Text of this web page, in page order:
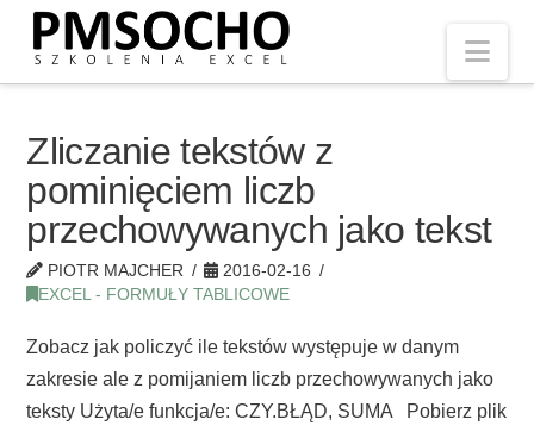
Zliczanie tekstów z
pominięciem liczb
przechowywanych jako tekst
PIOTR MAJCHER
2016-02-16
EXCEL - FORMUŁY TABLICOWE
Zobacz jak policzyć ile tekstów występuje w danym
zakresie ale z pomijaniem liczb przechowywanych jako
teksty Użyta/e funkcja/e: CZY.BŁĄD, SUMA Pobierz plik